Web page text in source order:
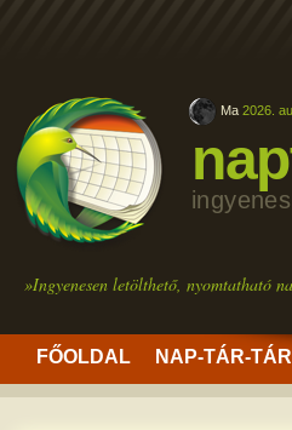
»Ingyenesen letölthető, nyomtatható
FŐOLDAL NAP-TÁR-TÁR
Ma 2026.